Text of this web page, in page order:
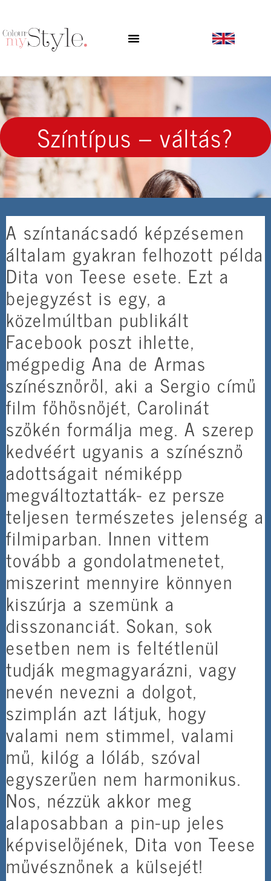
Színtípus – váltás?
A színtanácsadó képzésemen
általam gyakran felhozott példa
Dita von Teese esete. Ezt a
bejegyzést is egy, a
közelmúltban publikált
Facebook poszt ihlette,
mégpedig Ana de Armas
színésznőről, aki a Sergio című
film főhősnőjét, Carolinát
szőkén formálja meg. A szerep
kedvéért ugyanis a színésznő
adottságait némiképp
megváltoztatták- ez persze
teljesen természetes jelenség a
filmiparban. Innen vittem
tovább a gondolatmenetet,
miszerint mennyire könnyen
kiszúrja a szemünk a
disszonanciát. Sokan, sok
esetben nem is feltétlenül
tudják megmagyarázni, vagy
nevén nevezni a dolgot,
szimplán azt látjuk, hogy
valami nem stimmel, valami
mű, kilóg a lóláb, szóval
egyszerűen nem harmonikus.
Nos, nézzük akkor meg
alaposabban a pin-up jeles
képviselőjének, Dita von Teese
művésznőnek a külsejét!